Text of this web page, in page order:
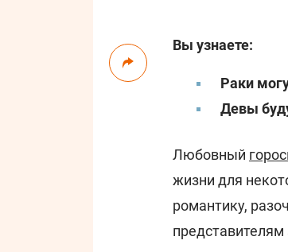
Вы узнаете:
Раки
Девы
Любовный
жизни для
романтику,
представителям